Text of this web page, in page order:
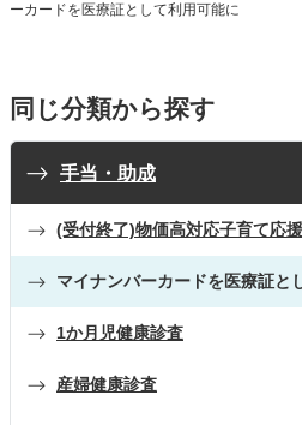
ーカードを医療証として利用可能に
同じ分類から探す
手当・助成
(受付終了)物価高対応子育て応
マイナンバーカードを医療証と
1か月児健康診査
産婦健康診査